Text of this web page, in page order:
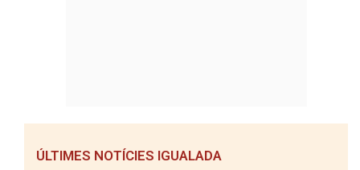
ÚLTIMES NOTÍCIES IGUALADA